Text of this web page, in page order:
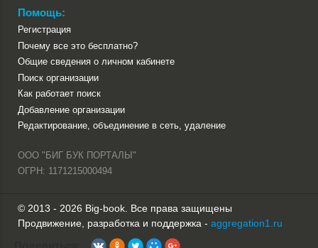
Помощь:
Регистрация
Почему все это бесплатно?
Общие сведения о личном кабинете
Поиск организации
Как работает поиск
Добавление организации
Редактирование, объединение в сеть, удаление
ООО "БИГ БУК ПОРТАЛЫ"
ОГРН: 1171215000494
© 2013 - 2026 Big-book. Все права защищены
Продвижение, разработка и поддержка - aggregation1.ru